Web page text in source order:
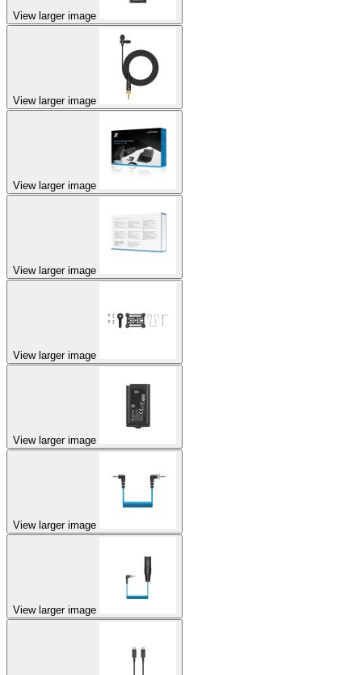
View larger image
View larger image
View larger image
View larger image
View larger image
View larger image
View larger image
View larger image